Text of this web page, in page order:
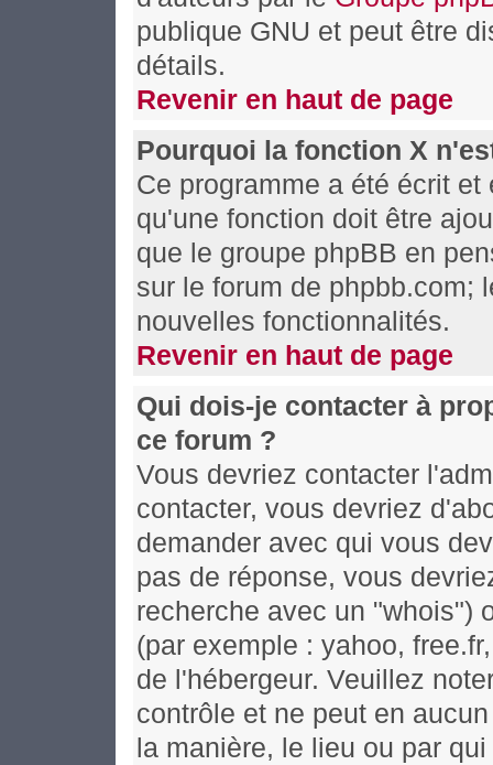
publique GNU et peut être
détails.
Revenir en haut de page
Pourquoi la fonction X
Ce programme a été écrit
qu'une fonction doit être
que le groupe phpBB en
sur le forum de phpbb.com;
nouvelles fonctionnalités.
Revenir en haut de page
Qui dois-je contacter à
ce forum ?
Vous devriez contacter
contacter, vous devriez
demander avec qui vous
pas de réponse, vous
recherche avec un "whois")
(par exemple : yahoo,
de l'hébergeur. Veuillez
contrôle et ne peut en
la manière, le lieu ou par